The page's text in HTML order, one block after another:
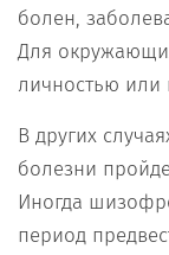
болен,
Для
личностью или
В других
болезни
Иногда
период